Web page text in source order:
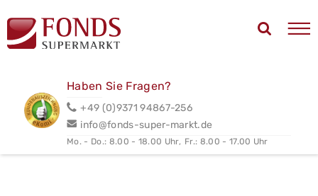
Haben Sie Fragen?
+49 (0)9371 94867-256
info@fonds-super-markt.de
Mo. - Do.: 8.00 - 18.00 Uhr, Fr.: 8.00 - 17.00 Uhr